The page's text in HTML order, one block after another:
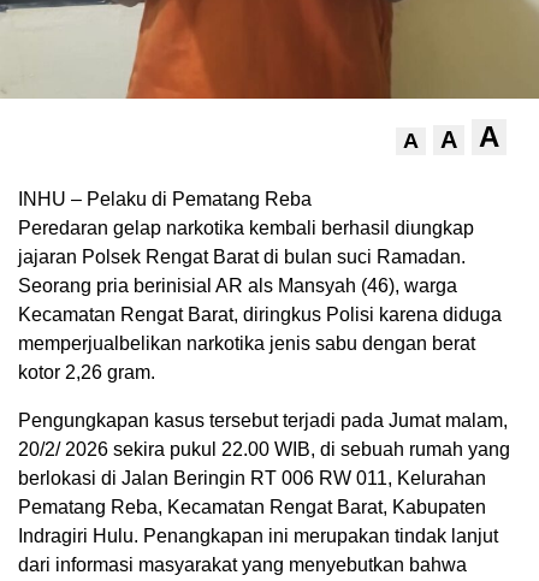
A A A
INHU – Pelaku di Pematang Reba
Peredaran gelap narkotika kembali berhasil diungkap
jajaran Polsek Rengat Barat di bulan suci Ramadan.
Seorang pria berinisial AR als Mansyah (46), warga
Kecamatan Rengat Barat, diringkus Polisi karena diduga
memperjualbelikan narkotika jenis sabu dengan berat
kotor 2,26 gram.
Pengungkapan kasus tersebut terjadi pada Jumat malam,
20/2/ 2026 sekira pukul 22.00 WIB, di sebuah rumah yang
berlokasi di Jalan Beringin RT 006 RW 011, Kelurahan
Pematang Reba, Kecamatan Rengat Barat, Kabupaten
Indragiri Hulu. Penangkapan ini merupakan tindak lanjut
dari informasi masyarakat yang menyebutkan bahwa